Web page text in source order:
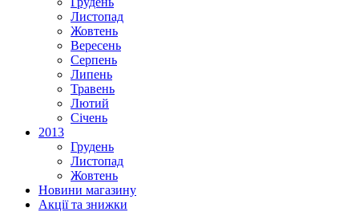
Листопад
Жовтень
Вересень
Серпень
Липень
Травень
Лютий
Січень
2013
Грудень
Листопад
Жовтень
Новини магазину
Акції та знижки